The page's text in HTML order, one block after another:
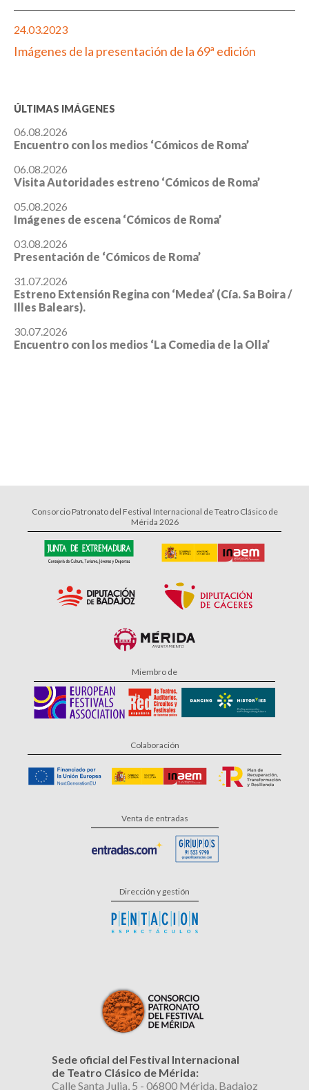
24.03.2023
Imágenes de la presentación de la 69ª edición
ÚLTIMAS IMÁGENES
06.08.2026
Encuentro con los medios ‘Cómicos de Roma’
06.08.2026
Visita Autoridades estreno ‘Cómicos de Roma’
05.08.2026
Imágenes de escena ‘Cómicos de Roma’
03.08.2026
Presentación de ‘Cómicos de Roma’
31.07.2026
Estreno Extensión Regina con ‘Medea’ (Cía. Sa Boira /
Illes Balears).
30.07.2026
Encuentro con los medios ‘La Comedia de la Olla’
Consorcio Patronato del Festival Internacional de Teatro Clásico de
Mérida 2026
Miembro de
Colaboración
Venta de entradas
Dirección y gestión
Sede oficial del Festival Internacional
de Teatro Clásico de Mérida:
Calle Santa Julia, 5 - 06800 Mérida, Badajoz